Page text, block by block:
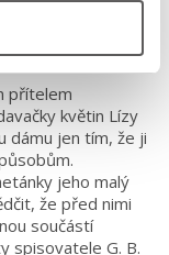
irského
přítelem
květin Lízy
dámu jen tím, že ji
jeho malý
že před nimi
součástí
spisovatele G. B.